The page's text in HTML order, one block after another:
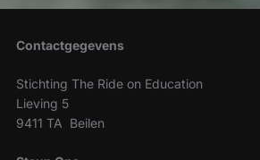
Contactgegevens
Stichting The Ride on Education
Lieving 5
9411 TA Beilen